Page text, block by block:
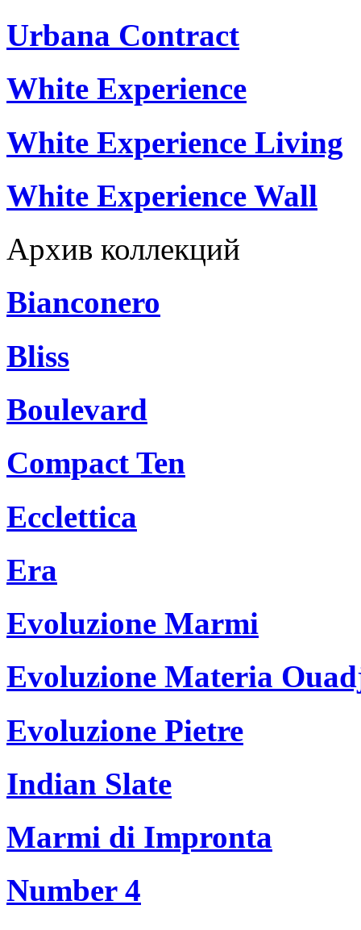
Urbana Contract
White Experience
White Experience Living
White Experience Wall
Архив коллекций
Bianconero
Bliss
Boulevard
Compact Ten
Ecclettica
Era
Evoluzione Marmi
Evoluzione Materia
Evoluzione Pietre
Indian Slate
Marmi di Impronta
Number 4